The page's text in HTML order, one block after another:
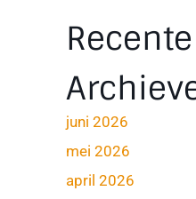
juni 2026
mei 2026
april 2026